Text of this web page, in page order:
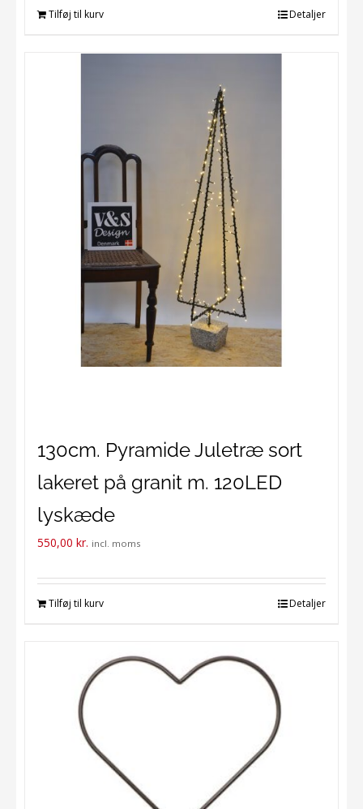
Tilføj til kurv Detaljer
130cm. Pyramide Juletræ sort
lakeret på granit m. 120LED
lyskæde
550,00 kr. incl. moms
Tilføj til kurv Detaljer